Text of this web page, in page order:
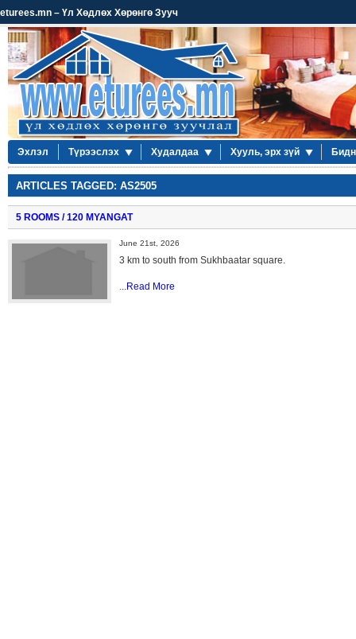
eturees.mn – Үл Хөдлөх Хөрөнгө Зууч
Эхлэл Түрээслэх Худалдаа Хууль, эрх зүй
ARTICLES TAGGED: AS2505
5 ROOMS / 120 MYANGAT
June 21st, 2026
3 km to south from Sukhbaatar square.
...Read More